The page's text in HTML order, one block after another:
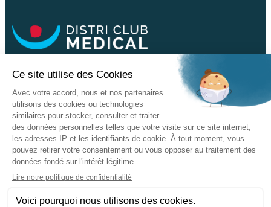
Nos catalogues
Nos conseils - Blog
Devenir franchisé
Retour & SAV
Données personnelles
L'enseigne
Copyright © 2026 DISTRI CLUB MEDICAL. Tous droits réservés
Conditions Générales de VenteMentions légales - CGU